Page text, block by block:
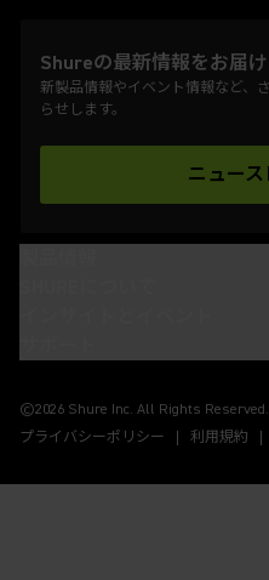
Shureの最新情報をお届け
新製品情報やイベント情報など、
らせします。
ニュー
©2026 Shure Inc. All Rights Reserved.
プライバシーポリシー
利用規約